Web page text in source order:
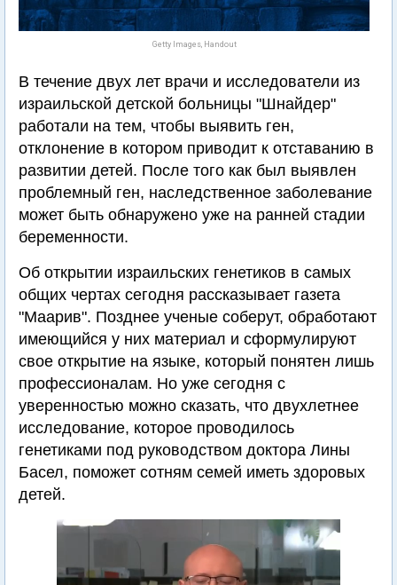
Getty Images, Handout
В течение двух лет врачи и исследователи из
израильской детской больницы "Шнайдер"
работали на тем, чтобы выявить ген,
отклонение в котором приводит к отставанию в
развитии детей. После того как был выявлен
проблемный ген, наследственное заболевание
может быть обнаружено уже на ранней стадии
беременности.
Об открытии израильских генетиков в самых
общих чертах сегодня рассказывает газета
"Маарив". Позднее ученые соберут, обработают
имеющийся у них материал и сформулируют
свое открытие на языке, который понятен лишь
профессионалам. Но уже сегодня с
уверенностью можно сказать, что двухлетнее
исследование, которое проводилось
генетиками под руководством доктора Лины
Басел, поможет сотням семей иметь здоровых
детей.